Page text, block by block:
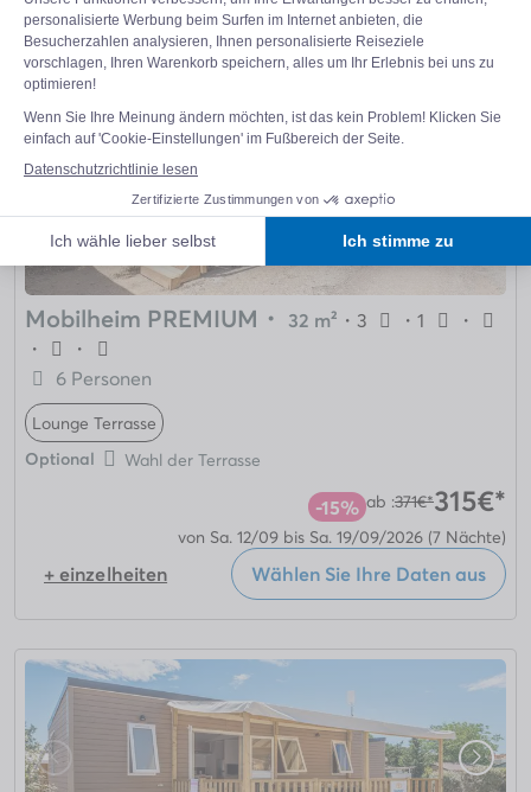
Unterkünfte
Mobilheim PREMIUM ・ 32 m² ・ 3 ・1
・
・
・
6 Personen
Lounge Terrasse
Optional
Wahl der Terrasse
-15% ab :371€*315€*
von Sa. 12/09 bis Sa. 19/09/2026 (7 Nächte)
+ einzelheiten Wählen Sie Ihre Daten aus